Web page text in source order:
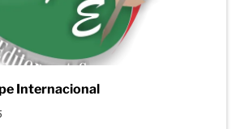
Internacional